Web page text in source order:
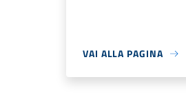
VAI ALLA PAGINA